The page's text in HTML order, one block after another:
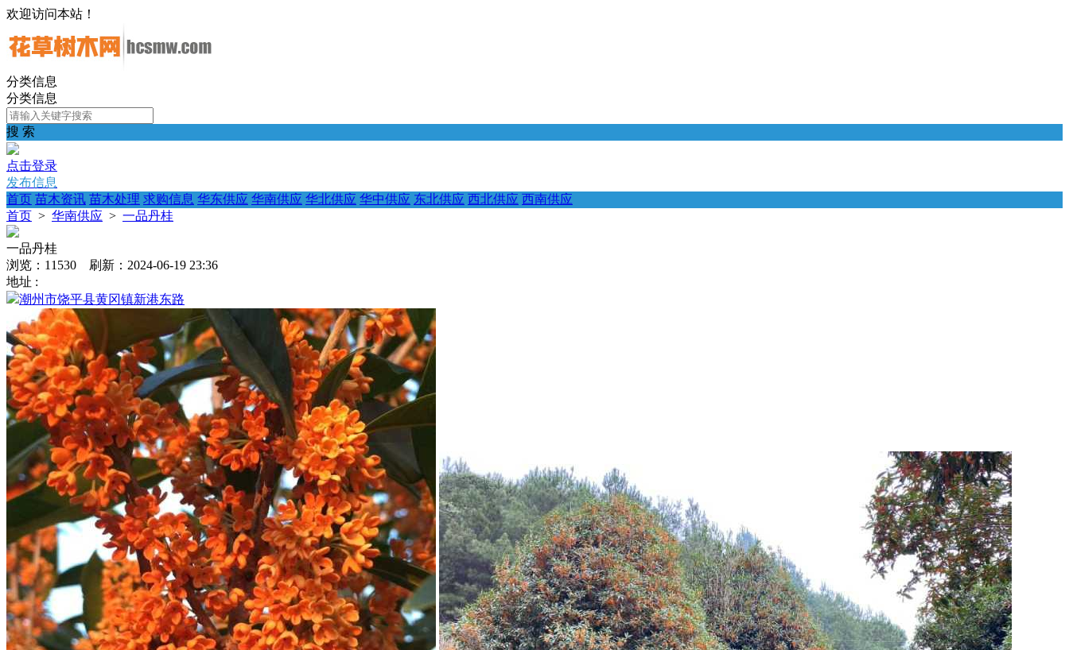
欢迎访问本站！
分类信息
分类信息
搜 索
点击登录
发布信息
首页 苗木资讯 苗木处理 求购信息 华东供应 华南供应 华北供应 华中供应 东北供应 西北供应 西南供应
首页 > 华南供应 > 一品丹桂
一品丹桂
浏览：11530 刷新：2024-06-19 23:36
地址 :
潮州市饶平县黄冈镇新港东路